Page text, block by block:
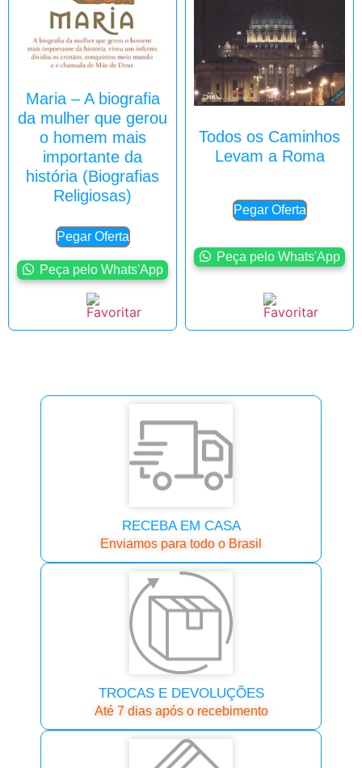
Maria – A biografia
da mulher que gerou
o homem mais
importante da
história (Biografias
Religiosas)
Pegar Oferta
Peça pelo Whats'App
Todos os Caminhos
Levam a Roma
Pegar Oferta
Peça pelo Whats'App
RECEBA EM CASA
Enviamos para todo o Brasil
TROCAS E DEVOLUÇÕES
Até 7 dias após o recebimento